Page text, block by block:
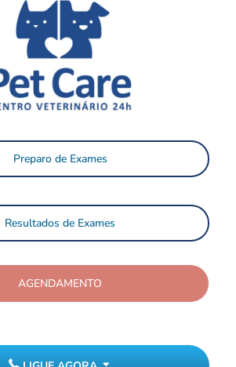
Preparo de Exames
Resultados de Exames
AGENDAMENTO